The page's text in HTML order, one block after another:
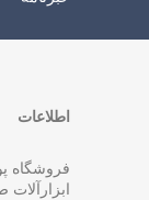
اطلاعات
فروشگاه